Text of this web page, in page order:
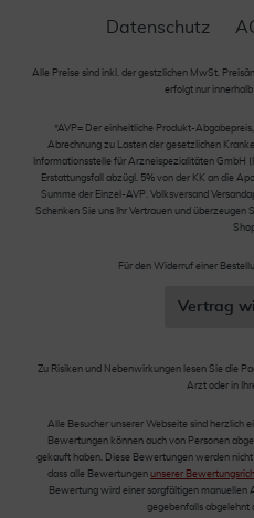
Datenschutz
Alle Preise sind inkl. der gestzlichen MwSt.
erfolgt nur
*AVP= Der einheitliche Produkt-
Abrechnung zu Lasten der gesetzlichen
Informationsstelle für Arzneispezialitäten GmbH
Erstattungsfall abzügl. 5% von der KK an die
Summe der Einzel-AVP. Volksversand
Schenken Sie uns Ihr Vertrauen und überzeugen
Für den Widerruf einer
Vertrag
Zu Risiken und Nebenwirkungen lesen Sie die
Arzt oder in
Alle Besucher unserer Webseite sind herzlich
Bewertungen können auch von Personen
gekauft haben. Diese Bewertungen werden
dass alle Bewertungen unserer
Bewertung wird einer sorgfältigen
gegebenfalls abgelehnt